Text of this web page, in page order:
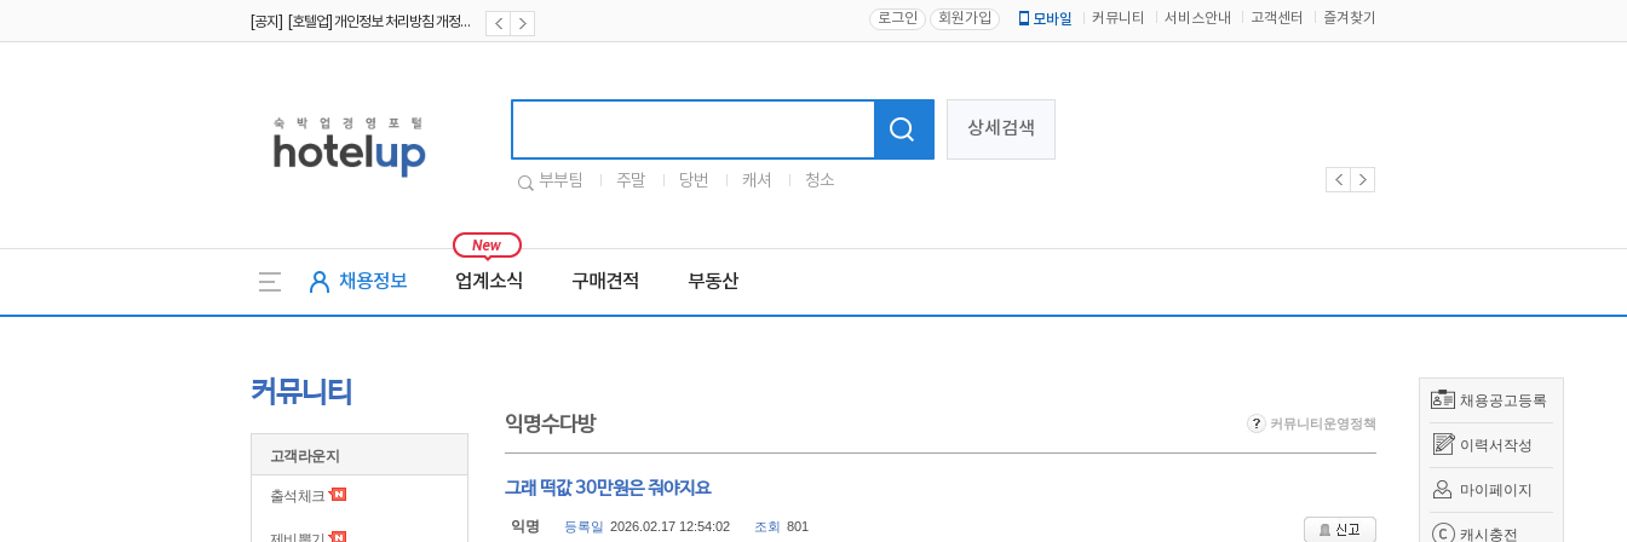
로그인 회원가입 모바일 커뮤니티 서비스안내 고객센터 즐겨찾기
상세검색
부부팀 주말 당번 캐셔 청소
채용정보 업계소식 구매견적 부동산
채용공고등록
이력서작성
마이페이지
캐시충전
커뮤니티
고객라운지
출석체크
익명수다방 커뮤니티운영정책
그래 떡값 30만원은 줘야지요
익명 등록일 2026.02.17 12:54:02 조회 801